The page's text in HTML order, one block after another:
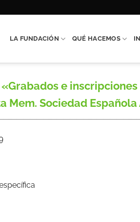
LA FUNDACIÓN QUÉ HACEMOS
«Grabados e
Mem. Sociedad